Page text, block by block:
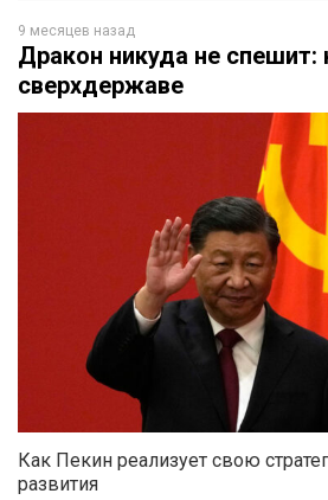
9 месяцев назад
Дракон никуда не спешит:
сверхдержаве
Как Пекин реализует свою
развития